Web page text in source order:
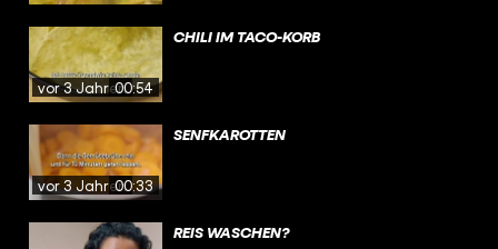
vor 3 Jahren00:54
CHILI IM TACO-KORB
vor 3 Jahren00:33
SENFKAROTTEN
REIS WASCHEN?